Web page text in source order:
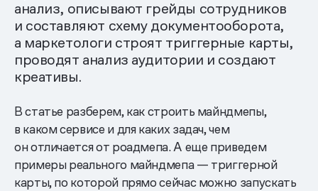
анализ, описывают грейды сотрудников
и составляют схему документооборота,
а маркетологи строят триггерные карты,
проводят анализ аудитории и создают
креативы.
В статье разберем, как строить майндмепы,
в каком сервисе и для каких задач, чем
он отличается от роадмепа. А еще приведем
примеры реального майндмепа — триггерной
карты, по которой прямо сейчас можно запускать